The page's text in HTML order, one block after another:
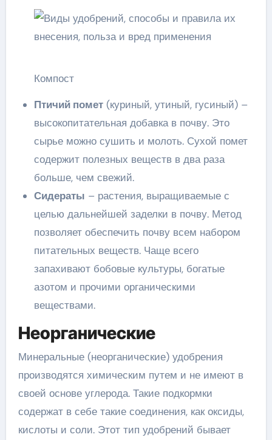
Компост
Птичий помет(куриный, утиный, гусиный) –
высокопитательная добавка в почву. Это
сырье можно сушить и молоть. Сухой помет
содержит полезных веществ в два раза
больше, чем свежий.
Сидераты – растения, выращиваемые с
целью дальнейшей заделки в почву. Метод
позволяет обеспечить почву всем набором
питательных веществ. Чаще всего
запахивают бобовые культуры, богатые
азотом и прочими органическими
веществами.
Неорганические
Минеральные (неорганические) удобрения
производятся химическим путем и не имеют в
своей основе углерода. Такие подкормки
содержат в себе такие соединения, как оксиды,
кислоты и соли. Этот тип удобрений бывает